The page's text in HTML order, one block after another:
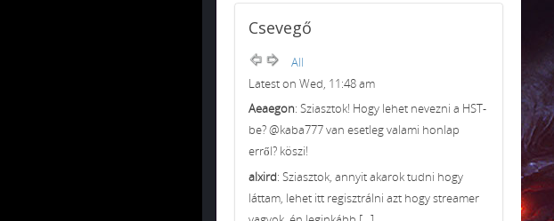
Csevegő
All
Latest on Wed, 11:48 am
Aeaegon: Sziasztok! Hogy lehet nevezni a HST-
be? @kaba777 van esetleg valami honlap
erről? köszi!
alxird: Sziasztok, annyit akarok tudni hogy
láttam, lehet itt regisztrálni azt hogy streamer